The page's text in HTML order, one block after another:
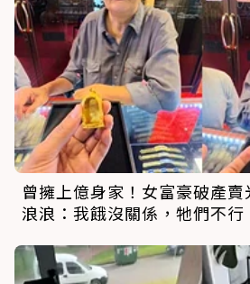
曾擁上億身家！女富豪破產
浪浪：我餓沒關係，牠們不行